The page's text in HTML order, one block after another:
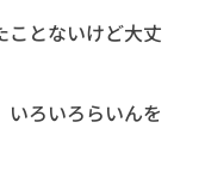
ことないけど大丈
いろいろらいんを